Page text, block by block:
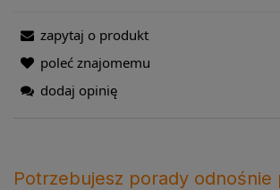
zapytaj o produkt
poleć znajomemu
dodaj opinię
Potrzebujesz porady odnośnie